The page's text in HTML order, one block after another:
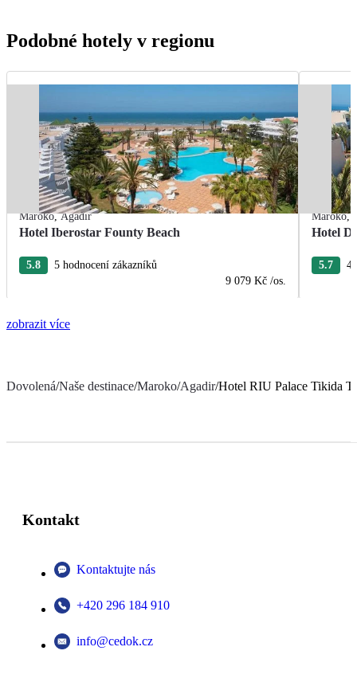
Podobné hotely v regionu
Maroko,Agadir
Hotel Iberostar Founty Beach
5.8
5 hodnocení zákazníků
9 079 Kč /os.
Maroko,
Hotel
5.7 4
zobrazit více
Dovolená/Naše destinace/Maroko/Agadir/Hotel RIU Palace Tikida
Kontakt
Kontaktujte nás
+420 296 184 910
info@cedok.cz